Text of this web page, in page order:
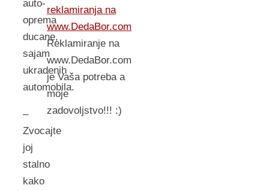
auto-
oprema
ducane,
sajam
ukradenih
automobila.
–
Zvocajte
joj
stalno
kako
reklamiranja na
www.DedaBor.com
Reklamiranje na
www.DedaBor.com
je Vaša potreba a
moje
zadovoljstvo!!! :)